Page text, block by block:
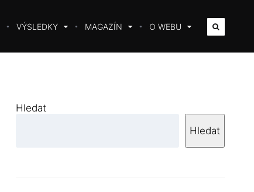
VÝSLEDKY MAGAZÍN O WEBU
Hledat
Hledat